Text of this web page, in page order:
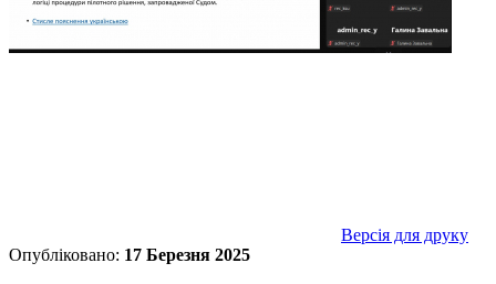
Версія для друку
Опубліковано: 17 Березня 2025